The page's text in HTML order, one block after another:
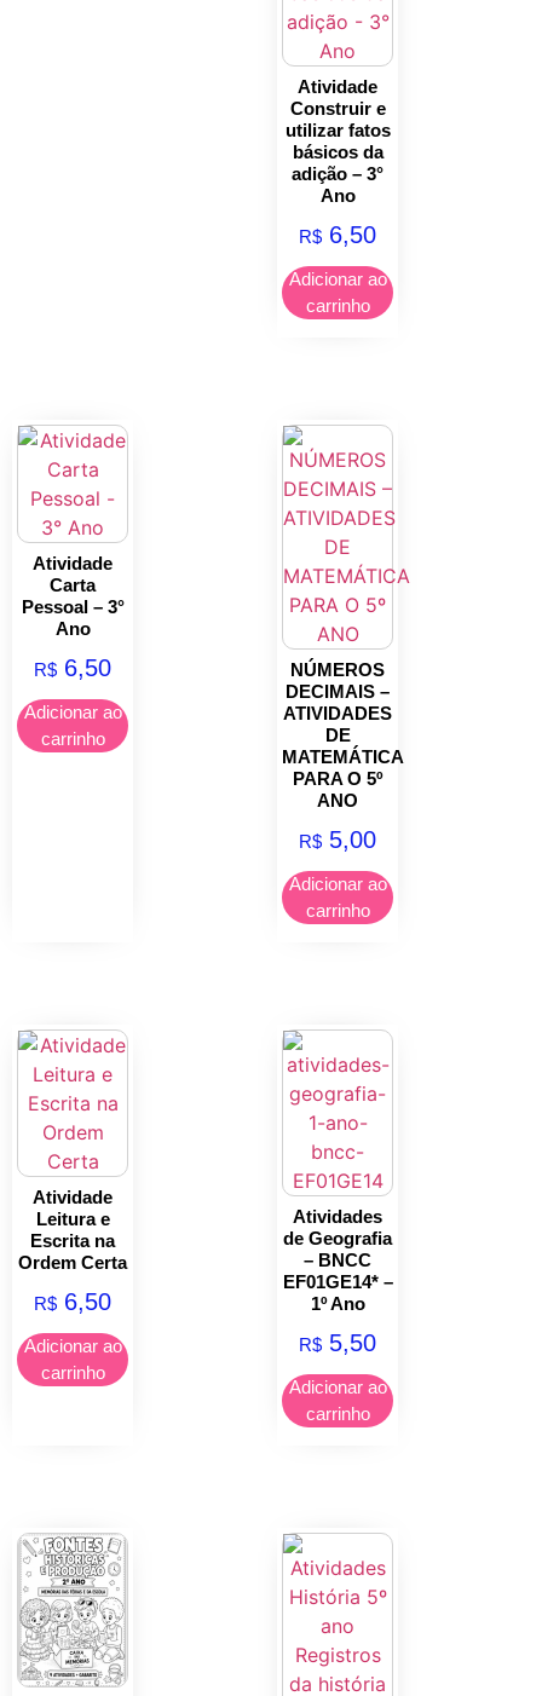
Atividade
Construir e
utilizar fatos
básicos da
adição – 3°
Ano
R$ 6,50
Adicionar ao
carrinho
Atividade
Carta
Pessoal – 3°
Ano
R$ 6,50
Adicionar ao
carrinho
NÚMEROS
DECIMAIS –
ATIVIDADES
DE
MATEMÁTICA
PARA O 5º
ANO
R$ 5,00
Adicionar ao
carrinho
Atividade
Leitura e
Escrita na
Ordem Certa
R$ 6,50
Adicionar ao
carrinho
Atividades
de Geografia
– BNCC
EF01GE14* –
1º Ano
R$ 5,50
Adicionar ao
carrinho